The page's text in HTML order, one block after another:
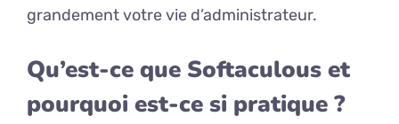
grandement votre vie d’administrateur.
Qu’est-ce que Softaculous et
pourquoi est-ce si pratique ?